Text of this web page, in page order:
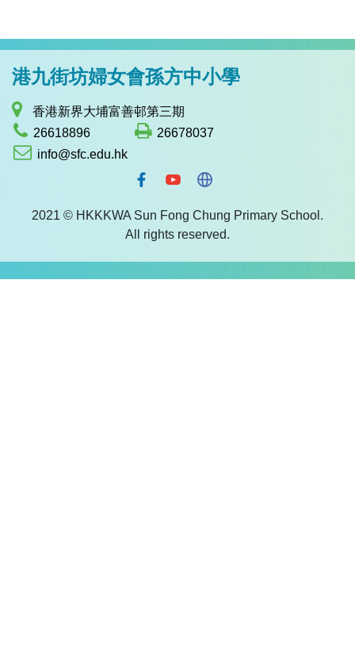
港九街坊婦女會孫方中小學
香港新界大埔富善邨第三期
26618896
26678037
info@sfc.edu.hk
2021 © HKKKWA Sun Fong Chung Primary School.
All rights reserved.